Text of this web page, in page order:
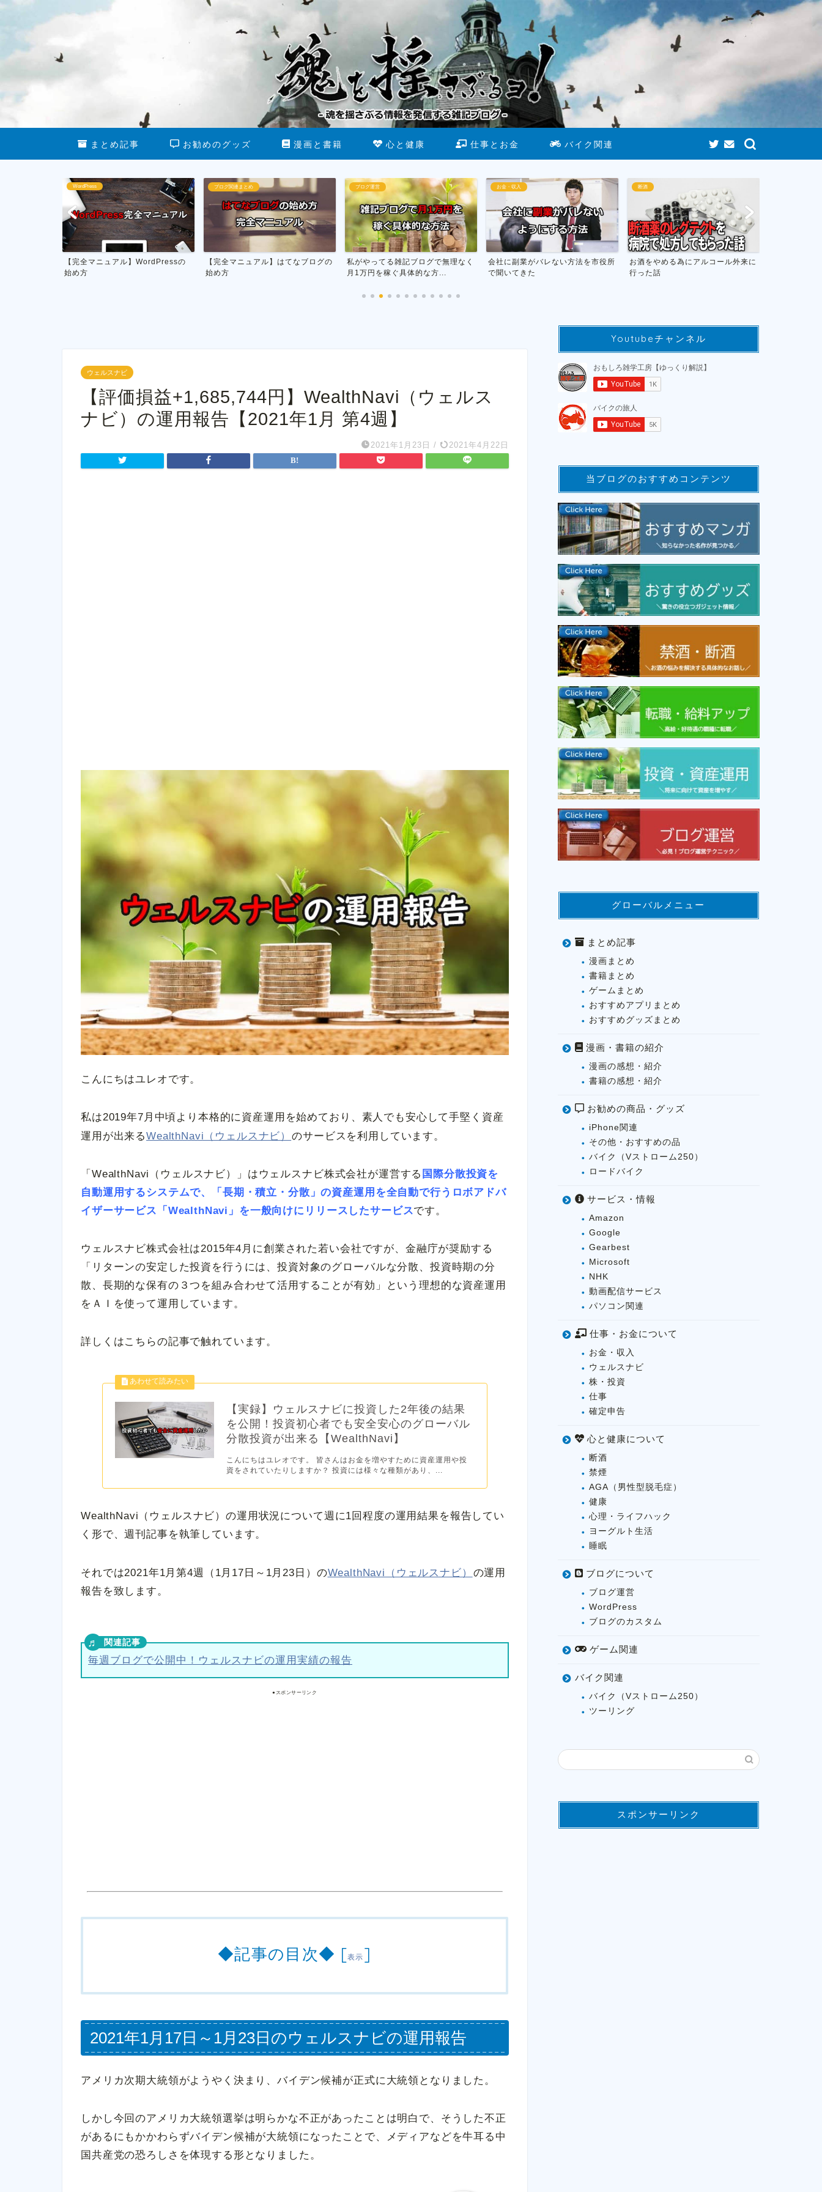
まとめ記事 お勧めのグッズ 漫画と書籍 心と健康 仕事とお金 バイク関連
ブログ関連まとめ
【完全マニュアル】はてなブログの
始め方
ブログ運営
私がやってる雑記ブログで無理なく
月1万円を稼ぐ具体的な方...
お金・収入
会社に副業がバレない方法を市役所
で聞いてきた
断酒
お酒をやめる為にアルコール外来に
行った話
断酒
お酒をやめて人生が変わったお話し
ウェルスナビ
【評価損益+1,685,744円】WealthNavi（ウェルス
ナビ）の運用報告【2021年1月 第4週】
2021年1月23日 / 2021年4月22日
こんにちはユレオです。
私は2019年7月中頃より本格的に資産運用を始めており、素人でも安心して手堅く資産
運用が出来るWealthNavi（ウェルスナビ） のサービスを利用しています。
「WealthNavi（ウェルスナビ）」はウェルスナビ株式会社が運営する 国際分散投資を
自動運用するシステムで、「長期・積立・分散」の資産運用を全自動で行うロボアドバ
イザーサービス「WealthNavi」を一般向けにリリースしたサービスです。
ウェルスナビ株式会社は2015年4月に創業された若い会社ですが、金融庁が奨励する
「リターンの安定した投資を行うには、投資対象のグローバルな分散、投資時期の分
散、長期的な保有の３つを組み合わせて活用することが有効」という理想的な資産運用
をＡＩを使って運用しています。
詳しくはこちらの記事で触れています。
【実録】ウェルスナビに投資した2年後の結果
を公開！投資初心者でも安全安心のグローバル
分散投資が出来る【WealthNavi】
こんにちはユレオです。 皆さんはお金を増やすために資産運用や投
資をされていたりしますか？ 投資には様々な種類があり、...
WealthNavi（ウェルスナビ）の運用状況について週に1回程度の運用結果を報告してい
く形で、週刊記事を執筆しています。
それでは2021年1月第4週（1月17日～1月23日）のWealthNavi（ウェルスナビ） の運用
報告を致します。
毎週ブログで公開中！ウェルスナビの運用実績の報告
●スポンサーリンク
◆記事の目次◆ [表示 ]
2021年1月17日～1月23日のウェルスナビの運用報告
アメリカ次期大統領がようやく決まり、バイデン候補が正式に大統領となりました。
しかし今回のアメリカ大統領選挙は明らかな不正があったことは明白で、そうした不正
があるにもかかわらずバイデン候補が大統領になったことで、メディアなどを牛耳る中
国共産党の恐ろしさを体現する形となりました。
Youtubeチャンネル
当ブログのおすすめコンテンツ
グローバルメニュー
まとめ記事
漫画まとめ
書籍まとめ
ゲームまとめ
おすすめアプリまとめ
おすすめグッズまとめ
漫画・書籍の紹介
漫画の感想・紹介
書籍の感想・紹介
お勧めの商品・グッズ
iPhone関連
その他・おすすめの品
バイク（Vストローム250）
ロードバイク
サービス・情報
Amazon
Google
Gearbest
Microsoft
NHK
動画配信サービス
パソコン関連
仕事・お金について
お金・収入
ウェルスナビ
株・投資
仕事
確定申告
心と健康について
断酒
禁煙
AGA（男性型脱毛症）
健康
心理・ライフハック
ヨーグルト生活
睡眠
ブログについて
ブログ運営
WordPress
ブログのカスタム
ゲーム関連
バイク関連
バイク（Vストローム250）
ツーリング
スポンサーリンク